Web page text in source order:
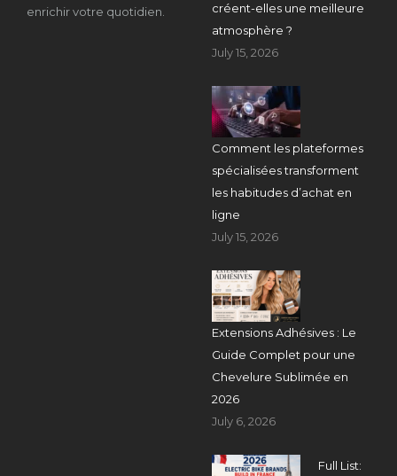
enrichir votre quotidien.
créent-elles une meilleure
atmosphère ?
July 15, 2026
Comment les plateformes
spécialisées transforment
les habitudes d’achat en
ligne
July 15, 2026
Extensions Adhésives : Le
Guide Complet pour une
Chevelure Sublimée en
2026
July 6, 2026
Full List: